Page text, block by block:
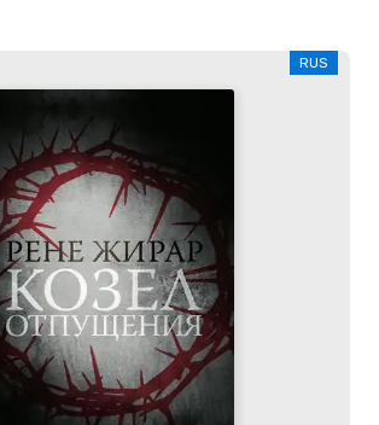
RUS